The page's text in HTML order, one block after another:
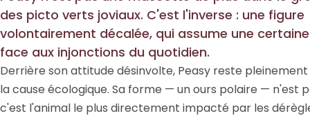
des picto verts joviaux. C'est l'inverse : une figure
volontairement décalée, qui assume une
face aux injonctions du quotidien.
Derrière son attitude désinvolte, Peasy reste
la cause écologique. Sa forme — un ours polaire — n'est
c'est l'animal le plus directement impacté par les